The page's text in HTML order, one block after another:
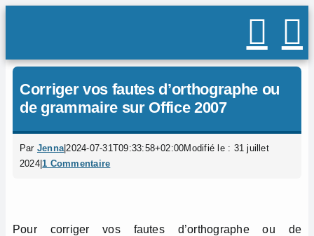
Corriger vos fautes d’orthographe ou
de grammaire sur Office 2007
Par Jenna|2024-07-31T09:33:58+02:00Modifié le : 31 juillet
2024|1 Commentaire
Pour corriger vos fautes d’orthographe ou de